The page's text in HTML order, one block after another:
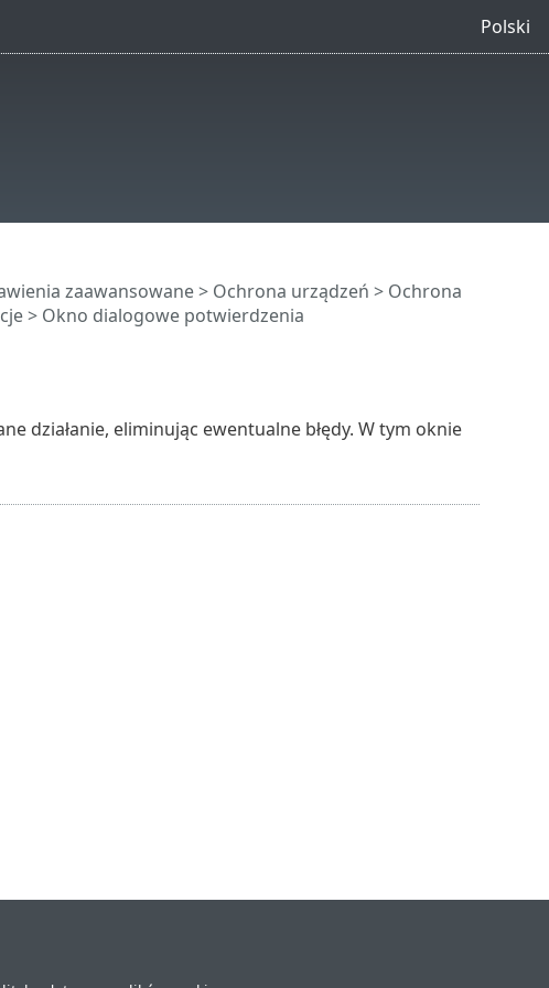
Polski
zaawansowane> Ochrona urządzeń > Ochrona
> Okno dialogowe potwierdzenia
działanie, eliminując ewentualne błędy. W tym oknie